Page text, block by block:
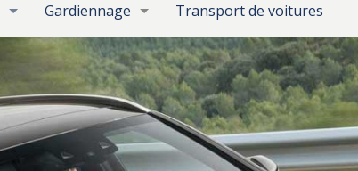
Gardiennage Transport de voitures